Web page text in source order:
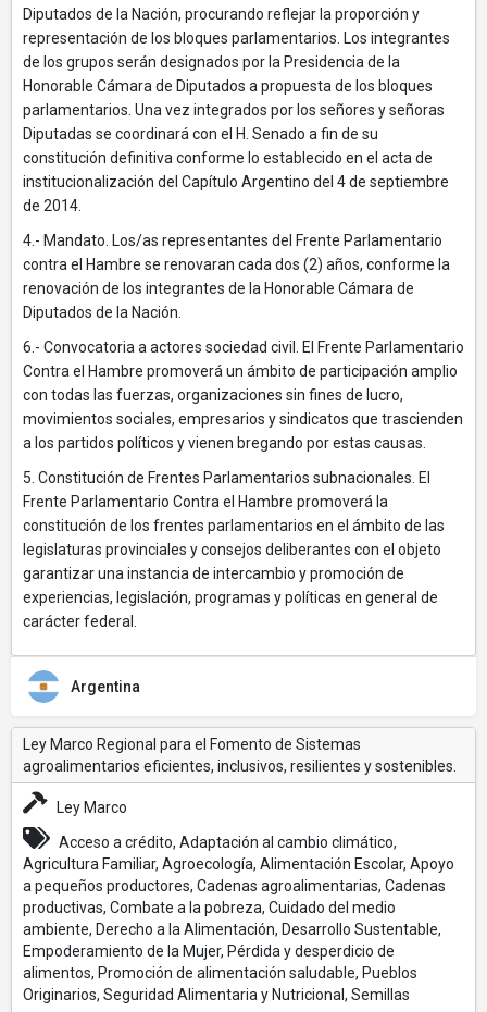
Diputados de la Nación, procurando reflejar la proporción y
representación de los bloques parlamentarios. Los integrantes
de los grupos serán designados por la Presidencia de la
Honorable Cámara de Diputados a propuesta de los bloques
parlamentarios. Una vez integrados por los señores y señoras
Diputadas se coordinará con el H. Senado a fin de su
constitución definitiva conforme lo establecido en el acta de
institucionalización del Capítulo Argentino del 4 de septiembre
de 2014.
4.- Mandato. Los/as representantes del Frente Parlamentario
contra el Hambre se renovaran cada dos (2) años, conforme la
renovación de los integrantes de la Honorable Cámara de
Diputados de la Nación.
6.- Convocatoria a actores sociedad civil. El Frente Parlamentario
Contra el Hambre promoverá un ámbito de participación amplio
con todas las fuerzas, organizaciones sin fines de lucro,
movimientos sociales, empresarios y sindicatos que trascienden
a los partidos políticos y vienen bregando por estas causas.
5. Constitución de Frentes Parlamentarios subnacionales. El
Frente Parlamentario Contra el Hambre promoverá la
constitución de los frentes parlamentarios en el ámbito de las
legislaturas provinciales y consejos deliberantes con el objeto
garantizar una instancia de intercambio y promoción de
experiencias, legislación, programas y políticas en general de
carácter federal.
Argentina
Ley Marco Regional para el Fomento de Sistemas
agroalimentarios eficientes, inclusivos, resilientes y sostenibles.
Ley Marco
Acceso a crédito, Adaptación al cambio climático,
Agricultura Familiar, Agroecología, Alimentación Escolar, Apoyo
a pequeños productores, Cadenas agroalimentarias, Cadenas
productivas, Combate a la pobreza, Cuidado del medio
ambiente, Derecho a la Alimentación, Desarrollo Sustentable,
Empoderamiento de la Mujer, Pérdida y desperdicio de
alimentos, Promoción de alimentación saludable, Pueblos
Originarios, Seguridad Alimentaria y Nutricional, Semillas